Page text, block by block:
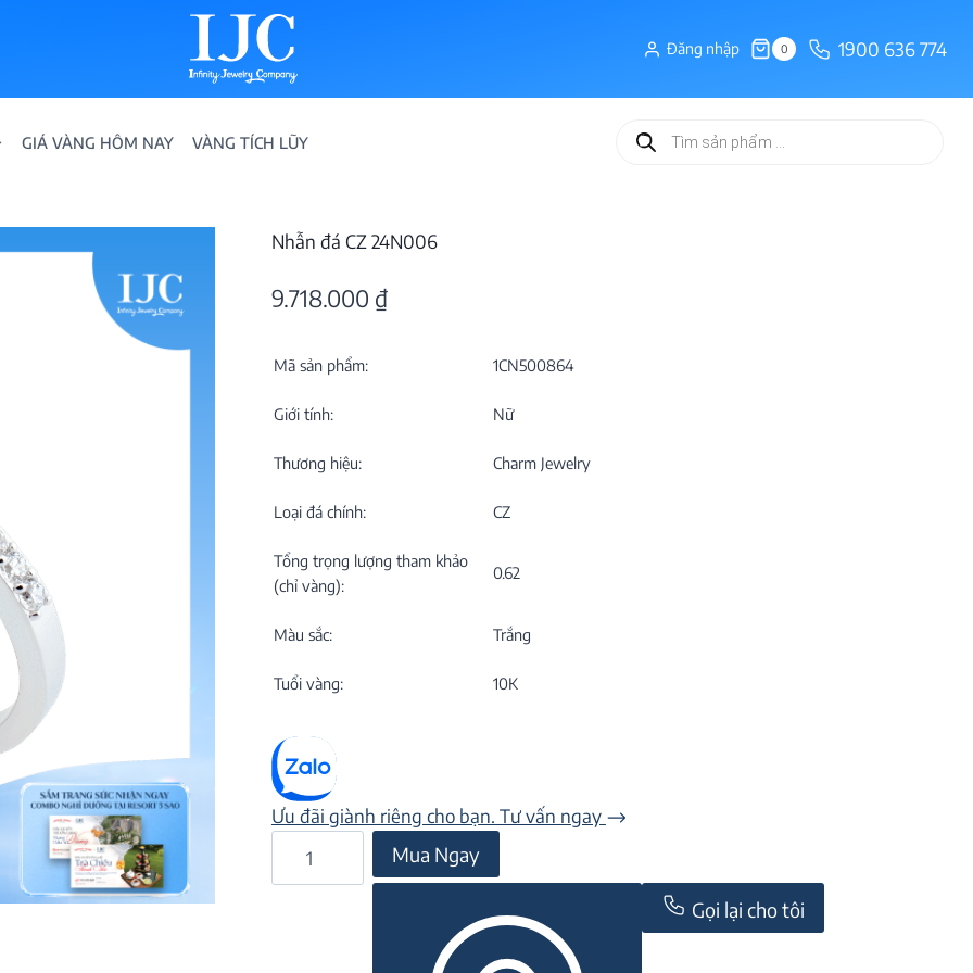
Đăng nhập 0 1900 636 774
GIÁ VÀNG HÔM NAY VÀNG TÍCH LŨY
Tìm
kiếm
Nhẫn đá CZ 24N006
9.718.000 ₫
Mã sản phẩm: 1CN500864
Giới tính: Nữ
Thương hiệu: Charm Jewelry
Loại đá chính: CZ
Tổng trọng lượng tham khảo
(chỉ vàng):
0.62
Màu sắc: Trắng
Tuổi vàng: 10K
Ưu đãi giành riêng cho bạn. Tư vấn ngay
Mua Ngay
Gọi lại cho tôi